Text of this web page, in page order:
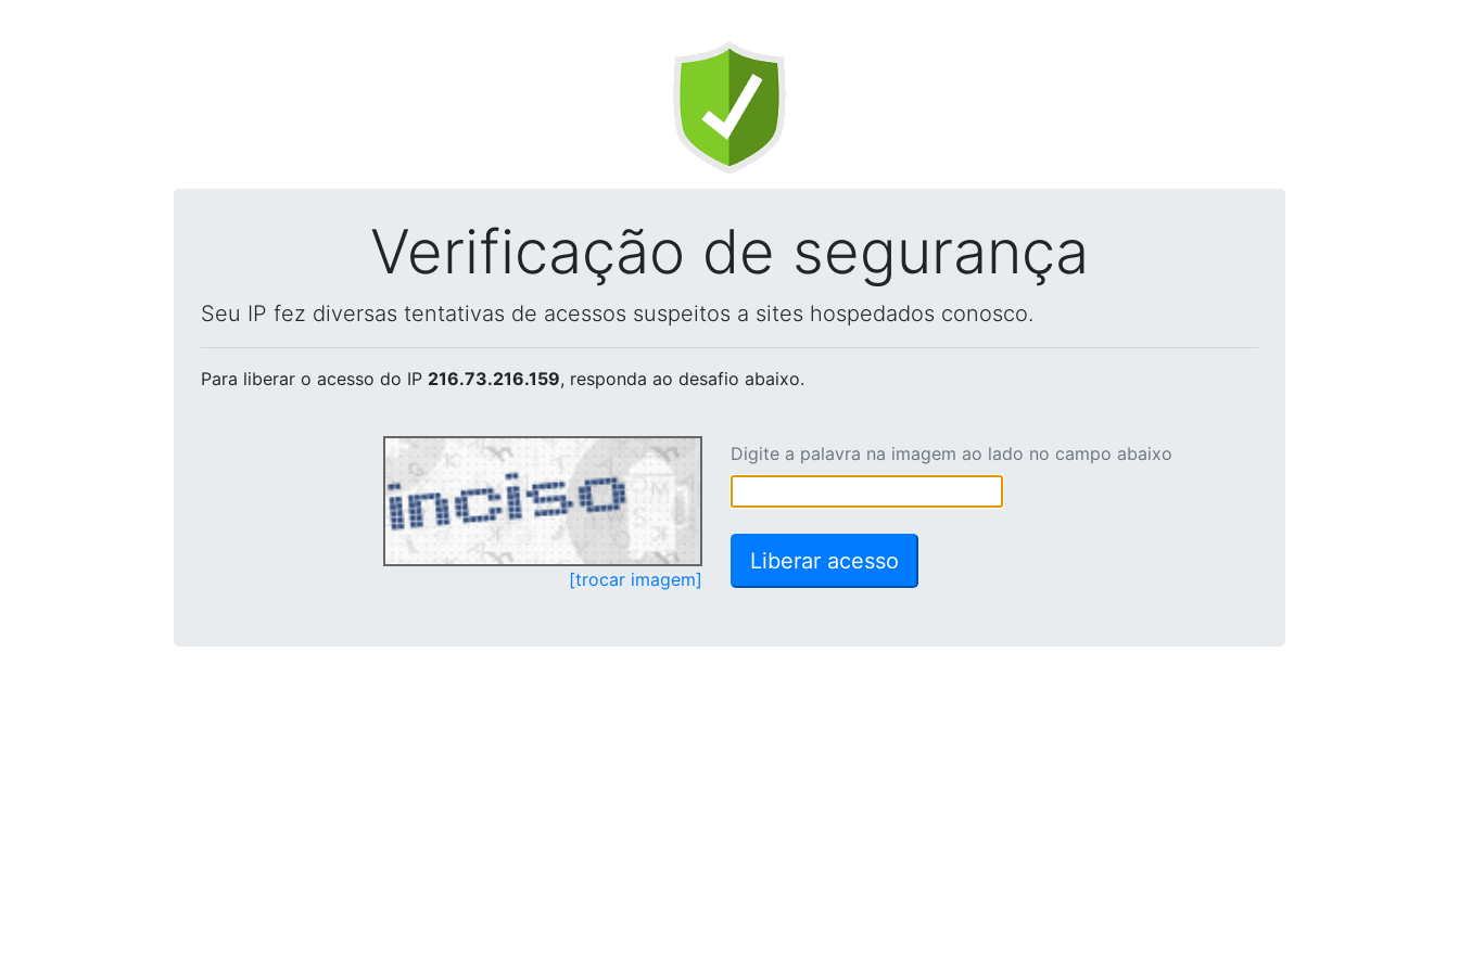
Verificação de segurança
Seu IP fez diversas tentativas de acessos suspeitos a sites hospedados conosco.
Para liberar o acesso do IP 216.73.216.159, responda ao desafio abaixo.
[trocar imagem]
Digite a palavra na imagem ao lado no campo abaixo